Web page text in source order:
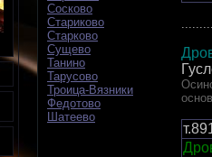
Сосково
Стариково
Старково
Сущево
Танино
Тарусово
Троица-Вязники
Федотово
Шатеево